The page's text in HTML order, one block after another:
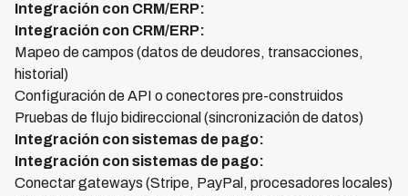
Integración con CRM/ERP:
Integración con CRM/ERP:
Mapeo de campos (datos de deudores, transacciones,
historial)
Configuración de API o conectores pre-construidos
Pruebas de flujo bidireccional (sincronización de datos)
Integración con sistemas de pago:
Integración con sistemas de pago:
Conectar gateways (Stripe, PayPal, procesadores locales)